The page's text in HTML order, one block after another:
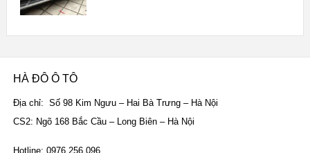
HÀ ĐÔ Ô TÔ
Địa chỉ: Số 98 Kim Ngưu – Hai Bà Trưng – Hà Nội
CS2: Ngõ 168 Bắc Cầu – Long Biên – Hà Nội
Hotline: 0976.256.096